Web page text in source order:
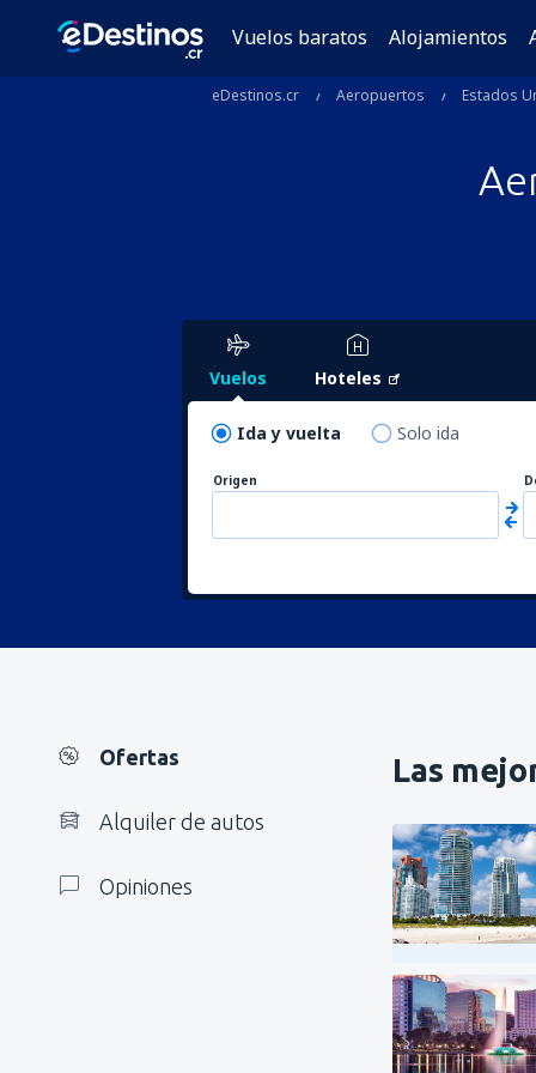
Vuelos baratos Alojamientos
eDestinos.cr Aeropuertos Estados
Vuelos Hoteles
Ida y vuelta Solo ida
Origen
Ofertas
Alquiler de autos
Opiniones
Las